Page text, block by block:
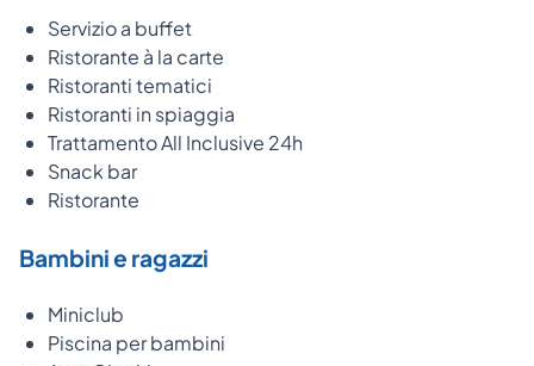
Servizio a buffet
Ristorante à la carte
Ristoranti tematici
Ristoranti in spiaggia
Trattamento All Inclusive 24h
Snack bar
Ristorante
Bambini e ragazzi
Miniclub
Piscina per bambini